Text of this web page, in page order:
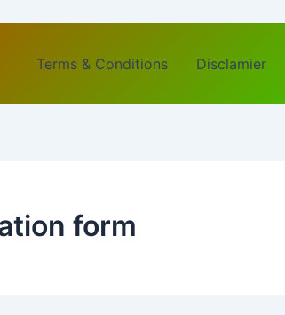
Terms & Conditions Disclamier
form